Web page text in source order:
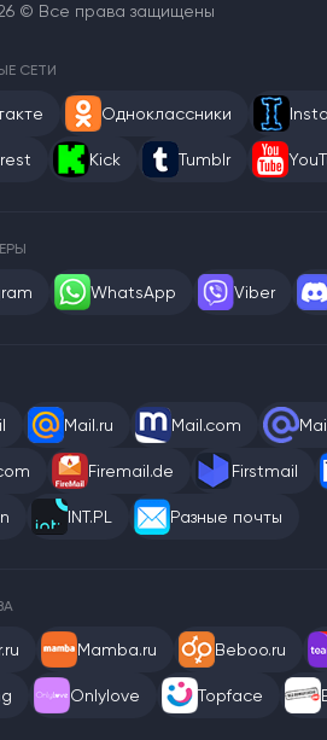
© Все права защищены
СЕТИ
Одноклассники
Kick Tumblr
WhatsApp Viber
Mail.ru Mail.com
Firemail.de Firstmail
INT.PL Разные почты
Mamba.ru Beboo.ru
Onlylove Topface